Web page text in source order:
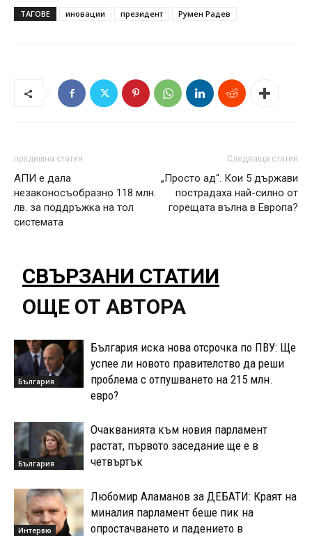
ТАГОВЕ иновации президент Румен Радев
предишна статия
АПИ е дала
незаконосъобразно 118 млн.
лв. за поддръжка на тол
системата
Следваща статия
„Просто ад“. Кои 5 държави
пострадаха най-силно от
горещата вълна в Европа?
СВЪРЗАНИ СТАТИИ
ОЩЕ ОТ АВТОРА
България
България иска нова отсрочка по ПВУ: Ще
успее ли новото правителство да реши
проблема с отпушването на 215 млн.
евро?
България
Очакванията към новия парламент
растат, първото заседание ще е в
четвъртък
Интервю
Любомир Аламанов за ДЕБАТИ: Краят на
миналия парламент беше пик на
опростачването и падението в